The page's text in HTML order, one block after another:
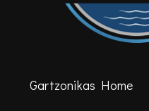
Gartzonikas Home